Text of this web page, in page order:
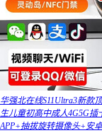
华强北在线S11Ultra3新款
生儿童初高中成人4G5G
APP+抽拔旋转摄像头+安卓